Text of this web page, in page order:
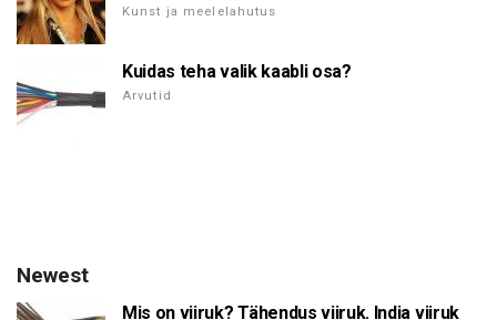
Kunst ja meelelahutus
Kuidas teha valik kaabli osa?
Arvutid
Newest
Mis on viiruk? Tähendus viiruk. India viiruk